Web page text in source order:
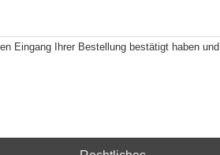
Eingang Ihrer Bestellung bestätigt haben